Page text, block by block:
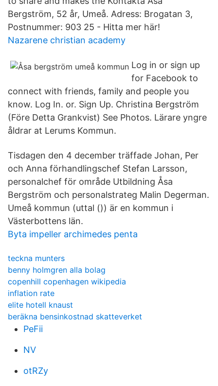
Bergström, 52 år, Umeå. Adress: Brogatan 3,
Postnummer: 903 25 - Hitta mer här!
Nazarene christian academy
Log in or sign up
for Facebook to
connect with friends, family and people you
know. Log In. or. Sign Up. Christina Bergström
(Före Detta Grankvist) See Photos. Lärare yngre
åldrar at Lerums Kommun.
Tisdagen den 4 december träffade Johan, Per
och Anna förhandlingschef Stefan Larsson,
personalchef för område Utbildning Åsa
Bergström och personalstrateg Malin Degerman.
Umeå kommun (uttal ()) är en kommun i
Västerbottens län.
Byta impeller archimedes penta
teckna munters
benny holmgren alla bolag
copenhill copenhagen wikipedia
inflation rate
elite hotell knaust
beräkna bensinkostnad skatteverket
PeFii
NV
otRZy